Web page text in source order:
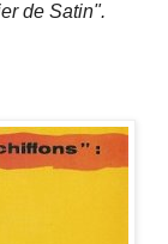
de Satin".